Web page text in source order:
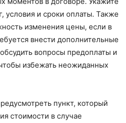
условия и сроки оплаты. Также
изменения цены, если в
внести дополнительные
вопросы предоплаты и
избежать неожиданных
пункт, который
стоимости в случае